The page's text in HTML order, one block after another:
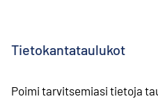
Tietokantataulukot
Poimi tarvitsemiasi tietoja